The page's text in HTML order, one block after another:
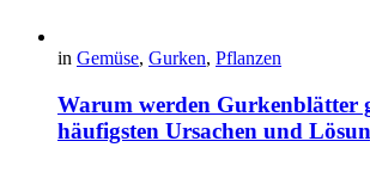
in Gemüse, Gurken, Pflanzen
Warum werden Gurkenblätter
häufigsten Ursachen und